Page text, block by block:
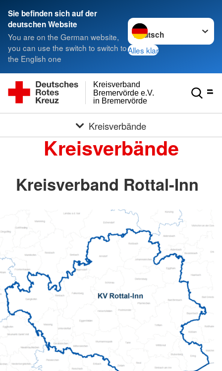
Sie befinden sich auf der
deutschen Website
You are on the German website,
you can use the switch to switch to
the English one
Sprache wechseln zu
Alles klar
in Bremervörde
Bremervörde e.V.
Kreisverband
Kreisverbände
Kreisverbände
Kreisverband Rottal-Inn